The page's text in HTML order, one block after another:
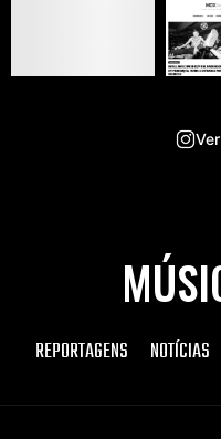
REPORTAGENS NOTÍCIAS